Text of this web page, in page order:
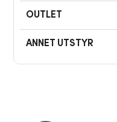
OUTLET
ANNET UTSTYR